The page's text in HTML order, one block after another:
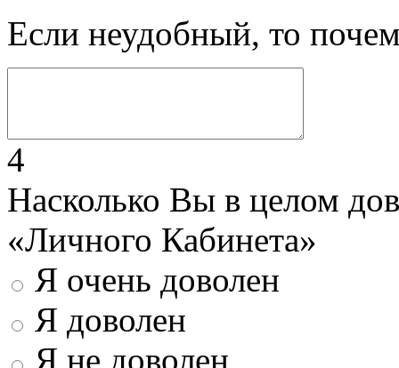
Если неудобный, то
4
Насколько Вы в целом
«Личного Кабинета»
Я очень доволен
Я доволен
Я не доволен